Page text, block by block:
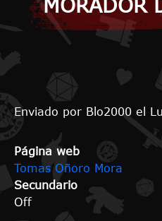
MORADOR
Enviado por Blo2000 el
Página web
Tomas Oñoro Mora
Secundario
Off